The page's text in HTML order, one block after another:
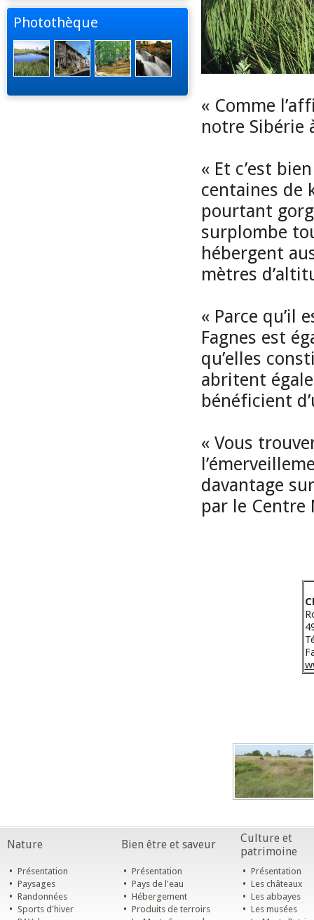
Photothèque
« Comme
notre Sibérie
« Et c’est
centaines de
pourtant
surplombe
hébergent
mètres
« Parce qu’il
Fagnes est
qu’elles
abritent
bénéficient
« Vous
davantage
par le Centre
Nature Bien être et saveur
Culture et
patrimoine
• Présentation
• Paysages
• Randonnées
• Sports d'hiver
• Présentation
• Pays de l'eau
• Hébergement
• Produits de terroirs
• Présentation
• Les châteaux
• Les abbayes
• Les musées